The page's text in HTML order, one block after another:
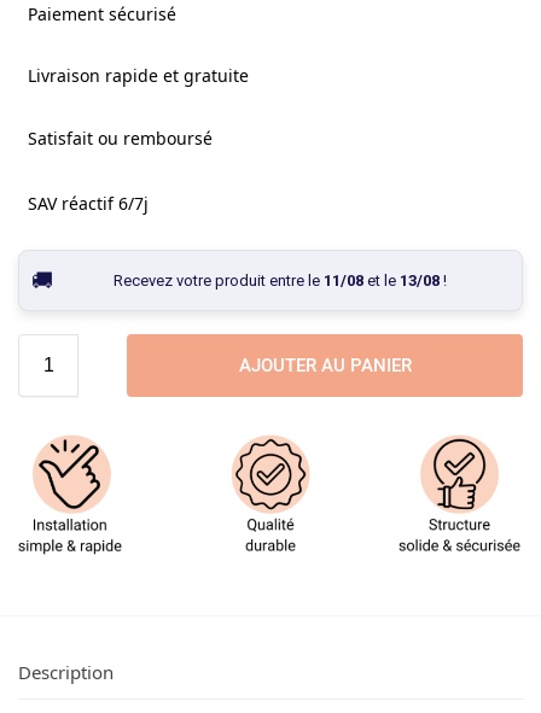
Paiement sécurisé
Livraison rapide et gratuite
Satisfait ou remboursé
SAV réactif 6/7j
Recevez votre produit entre le 11/08et le 13/08!
AJOUTER AU PANIER
Description